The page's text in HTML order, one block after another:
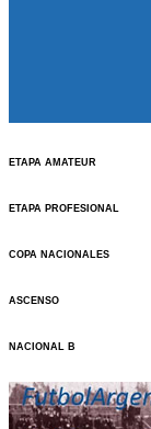
ETAPA AMATEUR
ETAPA PROFESIONAL
COPA NACIONALES
ASCENSO
NACIONAL B